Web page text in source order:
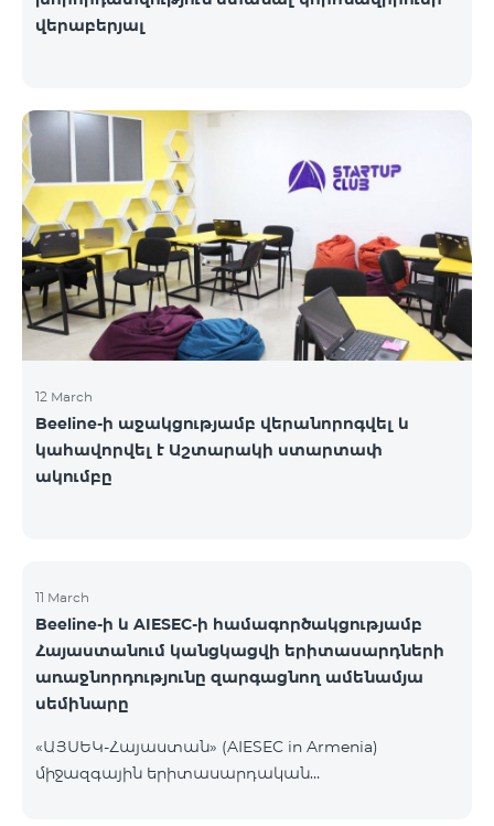
վերաբերյալ
12 March
Beeline-ի աջակցությամբ վերանորոգվել և
կահավորվել է Աշտարակի ստարտափ
ակումբը
11 March
Beeline-ի և AIESEC-ի համագործակցությամբ
Հայաստանում կանցկացվի երիտասարդների
առաջնորդությունը զարգացնող ամենամյա
սեմինարը
«ԱՅՍԵԿ-Հայաստան» (AIESEC in Armenia)
միջազգային երիտասարդական